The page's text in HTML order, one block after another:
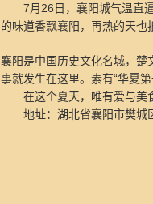
7月26日，襄阳城气温直逼
的味道香飘襄阳，再热的天
襄阳是中国历史文化名城，楚
事就发生在这里。素有“华夏
在这个夏天，唯有爱与美食
地址：湖北省襄阳市樊城